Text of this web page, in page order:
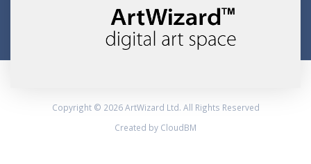
Copyright © 2026 ArtWizard Ltd. All Rights Reserved
Created by CloudBM